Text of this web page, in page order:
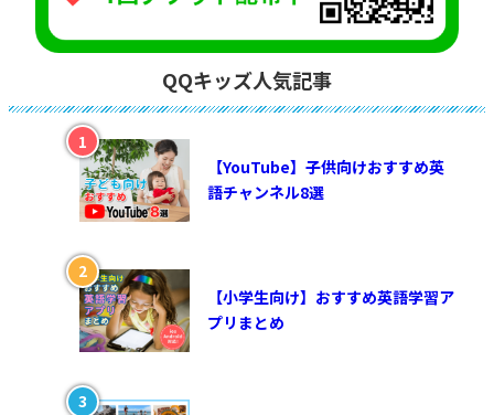
QQキッズ人気記事
【YouTube】子供向けおすすめ英
語チャンネル8選
【小学生向け】おすすめ英語学習ア
プリまとめ